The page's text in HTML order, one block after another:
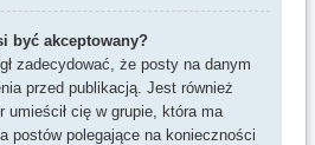
być akceptowany?
zadecydować, że posty na danym
przed publikacją. Jest również
umieścił cię w grupie, która ma
postów polegające na konieczności